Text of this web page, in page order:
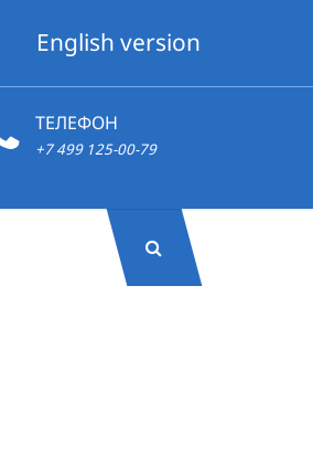
English version
ТЕЛЕФОН
+7 499 125-00-79